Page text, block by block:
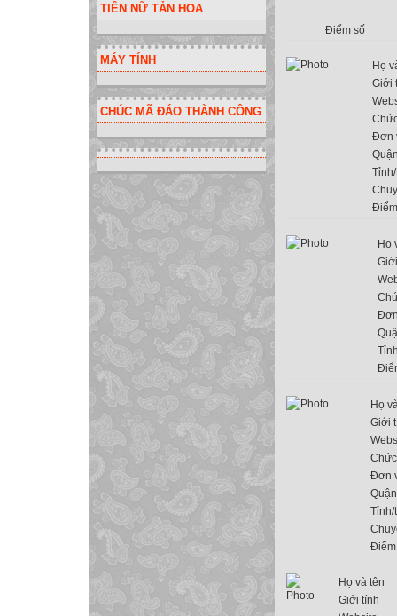
TIÊN NỮ TẢN HOA
MÁY TÍNH
CHÚC MÃ ĐÁO THÀNH CÔNG
Điểm số
Họ
Giới
Đơn
Họ
Họ
Giới
Đơn
Tỉnh/
Họ và tên
Giới tính